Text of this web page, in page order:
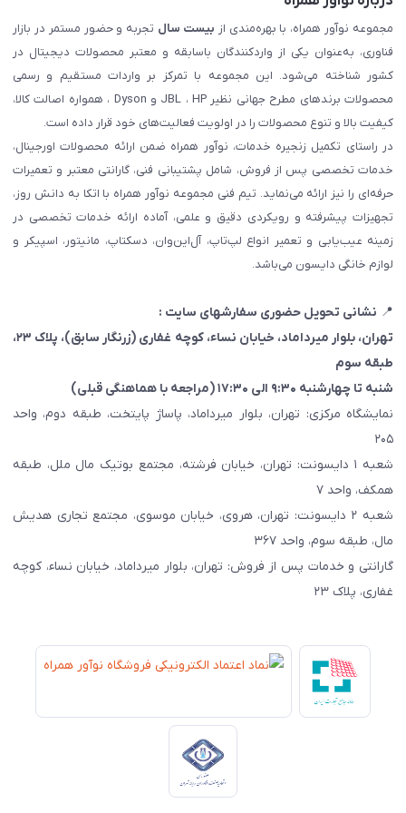
مجموعه نوآور همراه، با بهره‌مندی از بیست سال تجربه و حضور مستمر در بازار
فناوری، به‌عنوان یکی از واردکنندگان باسابقه و معتبر محصولات دیجیتال در
کشور شناخته می‌شود. این مجموعه با تمرکز بر واردات مستقیم و رسمی
محصولات برندهای مطرح جهانی نظیر JBL ، HP و Dyson ، همواره اصالت کالا،
کیفیت بالا و تنوع محصولات را در اولویت فعالیت‌های خود قرار داده است.
در راستای تکمیل زنجیره خدمات، نوآور همراه ضمن ارائه محصولات اورجینال،
خدمات تخصصی پس از فروش، شامل پشتیبانی فنی، گارانتی معتبر و تعمیرات
حرفه‌ای را نیز ارائه می‌نماید. تیم فنی مجموعه نوآور همراه با اتکا به دانش روز،
تجهیزات پیشرفته و رویکردی دقیق و علمی، آماده ارائه خدمات تخصصی در
زمینه عیب‌یابی و تعمیر انواع لپ‌تاپ، آل‌این‌وان، دسکتاپ، مانیتور، اسپیکر و
لوازم خانگی دایسون می‌باشد.
📍 نشانی تحویل حضوری سفارشهای سایت :
تهران، بلوار میرداماد، خیابان نساء، کوچه غفاری (زرنگار سابق)
، پلاک ۲۳،
طبقه سوم
شنبه تا چهارشنبه ۹:۳۰ الی ۱۷:۳۰ (مراجعه با هماهنگی قبلی)
نمایشگاه مرکزی: تهران، بلوار میرداماد، پاساژ پایتخت، طبقه دوم، واحد
۲۰۵
شعبه ۱ دایسونت: تهران، خیابان فرشته، مجتمع بوتیک مال ملل، طبقه
همکف، واحد ۷
شعبه ۲ دایسونت: تهران، هروی، خیابان موسوی، مجتمع تجاری هدیش
مال، طبقه سوم، واحد ۳۶۷
گارانتی و خدمات پس از فروش: تهران، بلوار میرداماد، خیابان نساء، کوچه
غفاری، پلاک ۲۳